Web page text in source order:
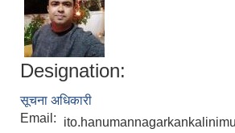
Designation:
सूचना अधिकारी
Email: